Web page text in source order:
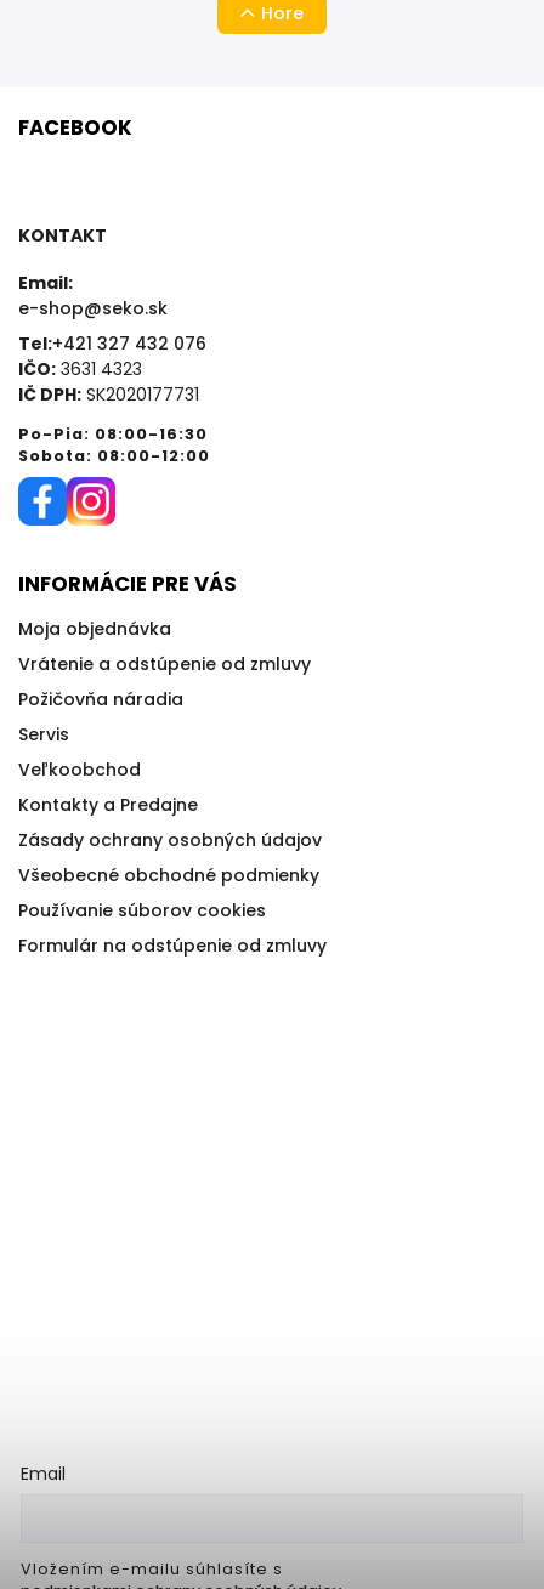
Hore
FACEBOOK
KONTAKT
Email:
e-shop@seko.sk
Tel:+421 327 432 076
IČO: 3631 4323
IČ DPH: SK2020177731
Po-Pia: 08:00-16:30
Sobota: 08:00-12:00
INFORMÁCIE PRE VÁS
Moja objednávka
Vrátenie a odstúpenie od zmluvy
Požičovňa náradia
Servis
Veľkoobchod
Kontakty a Predajne
Zásady ochrany osobných údajov
Všeobecné obchodné podmienky
Používanie súborov cookies
Formulár na odstúpenie od zmluvy
Email
Vložením e-mailu súhlasíte s